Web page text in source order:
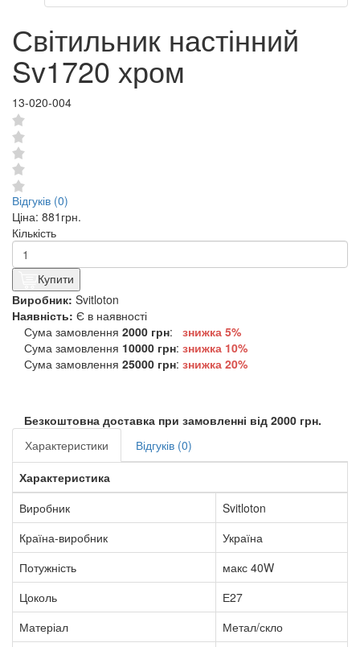
Світильник настінний
Sv1720 хром
13-020-004
Відгуків (0)
Ціна: 881грн.
Кількість
Купити
Виробник: Svitloton
Наявність: Є в наявності
Сума замовлення 2000 грн:
знижка 5%
Сума замовлення 10000 грн: знижка 10%
Сума замовлення 25000 грн: знижка 20%
Безкоштовна доставка при замовленні від 2000 грн.
Характеристики
Відгуків (0)
Характеристика
Виробник
Svitloton
Країна-виробник
Україна
Потужність
макс 40W
Цоколь
Е27
Матеріал
Метал/скло